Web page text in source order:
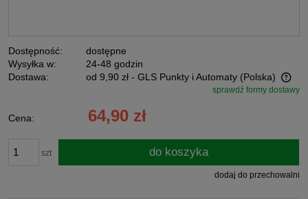
Dostępność:
dostępne
Wysyłka w:
24-48 godzin
Dostawa:
od 9,90 zł - GLS Punkty i Automaty (Polska)
Cena nie zawiera ewentualnych kosztów płatnościsprawdź formy dostawy
Cena: 64,90 zł
szt do koszyka
dodaj do przechowalni